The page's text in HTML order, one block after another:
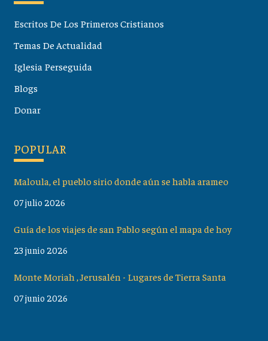
Escritos De Los Primeros Cristianos
Temas De Actualidad
Iglesia Perseguida
Blogs
Donar
POPULAR
Maloula, el pueblo sirio donde aún se habla arameo
07 julio 2026
Guía de los viajes de san Pablo según el mapa de hoy
23 junio 2026
Monte Moriah , Jerusalén - Lugares de Tierra Santa
07 junio 2026